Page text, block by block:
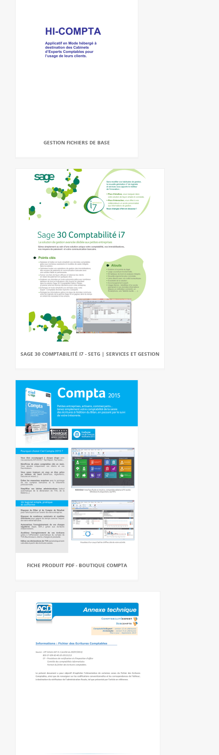
GESTION FICHIERS DE BASE
SAGE 30 COMPTABILITÉ I7 - SETG | SERVICES ET GESTION
FICHE PRODUIT PDF - BOUTIQUE COMPTA